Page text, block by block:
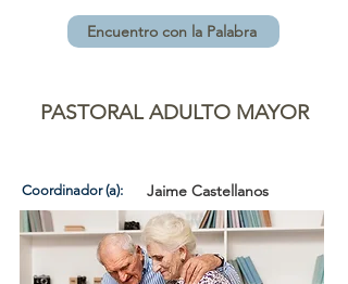
Encuentro con la Palabra
PASTORAL ADULTO MAYOR
Coordinador (a): Jaime Castellanos